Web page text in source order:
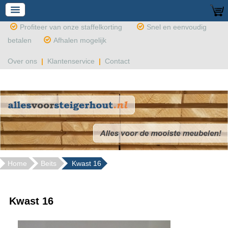
Profiteer van onze staffelkorting
Snel en eenvoudig
betalen
Afhalen mogelijk
Over ons | Klantenservice | Contact
Home Beits Kwast 16
Kwast 16